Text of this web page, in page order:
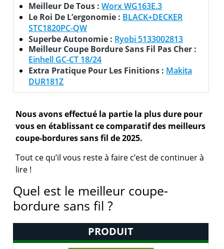
Meilleur De Tous :Worx WG163E.3
Le Roi De L’ergonomie : BLACK+DECKER
STC1820PC-QW
Superbe Autonomie : Ryobi 5133002813
Meilleur Coupe Bordure Sans Fil Pas Cher :
Einhell GC-CT 18/24
Extra Pratique Pour Les Finitions : Makita
DUR181Z
Nous avons effectué la partie la plus dure pour
vous en établissant ce comparatif des meilleurs
coupe-bordures sans fil de 2025.
Tout ce qu’il vous reste à faire c’est de continuer à
lire !
Quel est le meilleur coupe-
bordure sans fil ?
PRODUIT